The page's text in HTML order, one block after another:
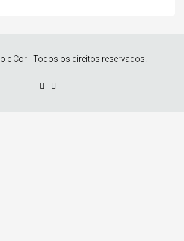
e Cor - Todos os direitos reservados.